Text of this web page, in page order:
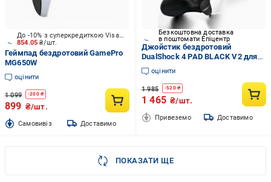
854.05₴/шт.
До -10% з суперкредиткою Visa Вигода
Геймпад бездротовий GamePro
MG650W
оцінити
1 099 -200₴
899 ₴/шт.
Cамовивіз Доставимо
Безкоштовна доставка
в поштомати Епіцентр
Джойстик бездротовий
DualShock 4 PAD BLACK V2 для
PS4/PC/ТВ/смартфона/
планшета (GSP-4)
оцінити
1 985 -520₴
1 465 ₴/шт.
Привеземо Доставимо
ПОКАЗАТИ ЩЕ